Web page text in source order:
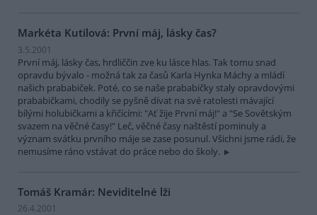
Markéta Kutilová: První máj, lásky čas?
3.5.2001
První máj, lásky čas, hrdliččin zve ku lásce hlas. Tak tomu snad
opravdu bývalo - možná tak za časů Karla Hynka Máchy a mládí
našich prababiček. Poté, co se naše prababičky staly opravdovými
prababičkami, chodily se pyšně dívat na své ratolesti mávající
bílými holubičkami a křičícími: "Ať žije První máj!" a "Se Sovětským
svazem na věčné časy!" Leč, věčné časy naštěstí pominuly a
význam svátku prvního máje se zase posunul. Všichni jsme rádi, že
nemusíme ráno vstávat do práce nebo do školy.
Tomáš Kramár: Neviditelné lži
26.4.2001